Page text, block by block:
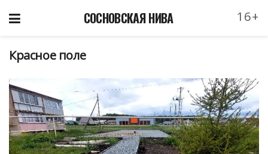
СОСНОВСКАЯ НИВА 16+
Красное поле